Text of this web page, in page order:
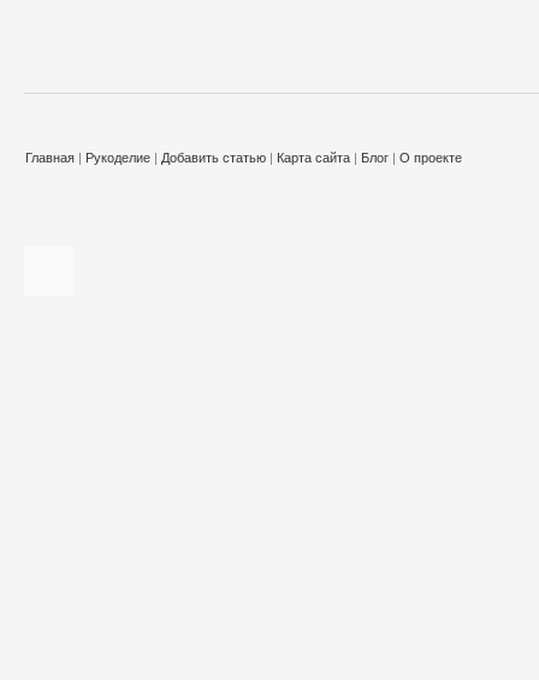
Главная | Рукоделие | Добавить статью | Карта сайта | Блог | О проекте